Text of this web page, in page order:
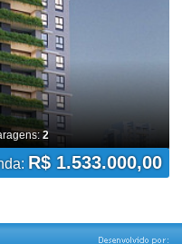
2
R$ 1.533.000,00